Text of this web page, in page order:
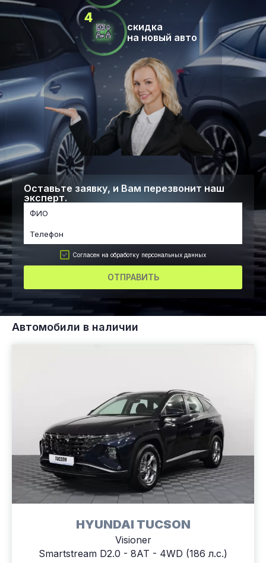
Оставьте заявку, и Вам перезвонит наш
эксперт.
Согласен на обработку персональных данных
ОТПРАВИТЬ
скидка
на новый авто
Автомобили в наличии
HYUNDAI TUCSON
Visioner
Smartstream D2.0 - 8AT - 4WD (186 л.с.)